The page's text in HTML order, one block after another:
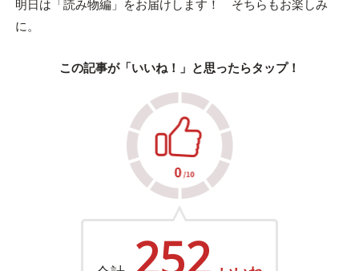
明日は「読み物編」をお届けします！ そちらもお楽しみ
に。
この記事が「いいね！」と思ったらタップ！
252